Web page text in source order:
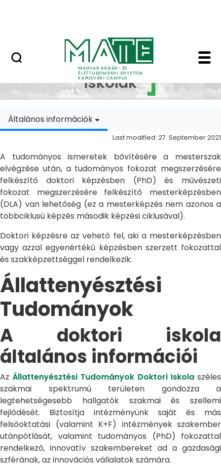
MAGYAR AGRÁR- ÉS
ÉLETTUDOMÁNYI EGYETEM
KAPOSVÁRI CAMPUS
Doktori Iskolák -
Doktori
Iskolák
Általános információk
Last modified: 27. September 2021
A tudományos ismeretek bővítésére a mesterszak
elvégzése után, a tudományos fokozat megszerzésére
felkészítő doktori képzésben (PhD) és művészeti
fokozat megszerzésére felkészítő mesterképzésben
(DLA) van lehetőség (ez a mesterképzés nem azonos a
többciklusú képzés második képzési ciklusával).
Doktori képzésre az vehető fel, aki a mesterképzésben
vagy azzal egyenértékű képzésben szerzett fokozattal
és szakképzettséggel rendelkezik.
Állattenyésztési
Tudományok
A doktori iskola
általános információi
AzÁllattenyésztési Tudományok Doktori Iskolaszéles
szakmai spektrumú területen gondozza a
legtehetségesebb hallgatók szakmai és szellemi
fejlődését. Biztosítja intézményünk saját és más
felsőoktatási (valamint K+F) intézmények szakember
utánpótlását, valamint tudományos (PhD) fokozattal
rendelkező, innovatív szakembereket ad a gazdasági
szférának, az innovációs vállalatok számára.